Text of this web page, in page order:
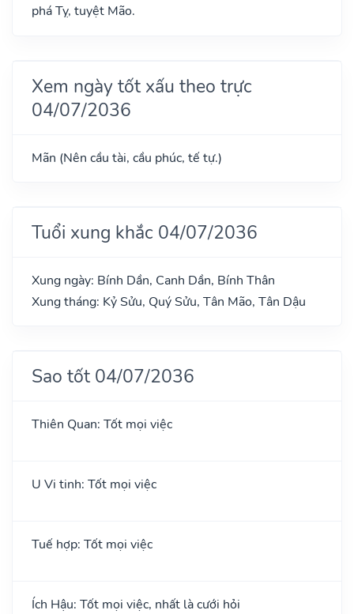
phá Tỵ, tuyệt Mão.
Xem ngày tốt xấu theo trực
04/07/2036
Mãn (Nên cầu tài, cầu phúc, tế tự.)
Tuổi xung khắc 04/07/2036
Xung ngày: Bính Dần, Canh Dần, Bính Thân
Xung tháng: Kỷ Sửu, Quý Sửu, Tân Mão, Tân Dậu
Sao tốt 04/07/2036
Thiên Quan: Tốt mọi việc
U Vi tinh: Tốt mọi việc
Tuế hợp: Tốt mọi việc
Ích Hậu: Tốt mọi việc, nhất là cưới hỏi